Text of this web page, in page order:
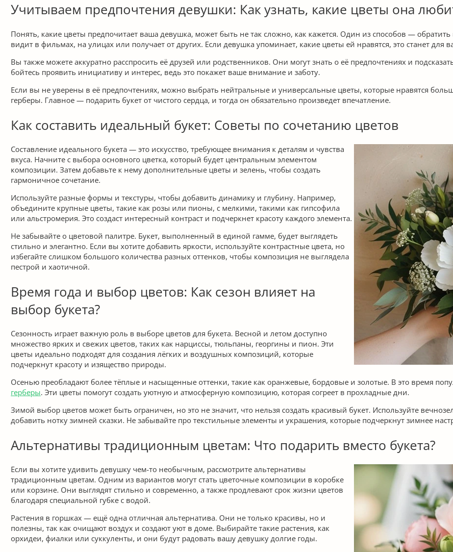
Учитываем предпочтения девушки: Как узнать, какие цветы она
Понять, какие цветы предпочитает ваша девушка, может быть не так сложно, как кажется. Один из способов —
видит в фильмах, на улицах или получает от других. Если девушка упоминает, какие цветы ей нравятся, это станет для
Вы также можете аккуратно расспросить её друзей или родственников. Они могут знать о её предпочтениях и
бойтесь проявить инициативу и интерес, ведь это покажет ваше внимание и заботу.
Если вы не уверены в её предпочтениях, можно выбрать нейтральные и универсальные цветы, которые нравятся
герберы. Главное — подарить букет от чистого сердца, и тогда он обязательно произведет впечатление.
Как составить идеальный букет: Советы по сочетанию цветов
Составление идеального букета — это искусство, требующее внимания к деталям и чувства
вкуса. Начните с выбора основного цветка, который будет центральным элементом
композиции. Затем добавьте к нему дополнительные цветы и зелень, чтобы создать
гармоничное сочетание.
Используйте разные формы и текстуры, чтобы добавить динамику и глубину. Например,
объедините крупные цветы, такие как розы или пионы, с мелкими, такими как гипсофила
или альстромерия. Это создаст интересный контраст и подчеркнет красоту каждого элемента.
Не забывайте о цветовой палитре. Букет, выполненный в единой гамме, будет выглядеть
стильно и элегантно. Если вы хотите добавить яркости, используйте контрастные цвета, но
избегайте слишком большого количества разных оттенков, чтобы композиция не выглядела
пестрой и хаотичной.
Время года и выбор цветов: Как сезон влияет на
выбор букета?
Сезонность играет важную роль в выборе цветов для букета. Весной и летом доступно
множество ярких и свежих цветов, таких как нарциссы, тюльпаны, георгины и пион. Эти
цветы идеально подходят для создания лёгких и воздушных композиций, которые
подчеркнут красоту и изящество природы.
Осенью преобладают более тёплые и насыщенные оттенки, такие как оранжевые, бордовые и золотые. В это время
герберы. Эти цветы помогут создать уютную и атмосферную композицию, которая согреет в прохладные дни.
Зимой выбор цветов может быть ограничен, но это не значит, что нельзя создать красивый букет. Используйте
добавить нотку зимней сказки. Не забывайте про текстильные элементы и украшения, которые подчеркнут зимнее
Альтернативы традиционным цветам: Что подарить вместо букета?
Если вы хотите удивить девушку чем-то необычным, рассмотрите альтернативы
традиционным цветам. Одним из вариантов могут стать цветочные композиции в коробке
или корзине. Они выглядят стильно и современно, а также продлевают срок жизни цветов
благодаря специальной губке с водой.
Растения в горшках — ещё одна отличная альтернатива. Они не только красивы, но и
полезны, так как очищают воздух и создают уют в доме. Выбирайте такие растения, как
орхидеи, фиалки или суккуленты, и они будут радовать вашу девушку долгие годы.